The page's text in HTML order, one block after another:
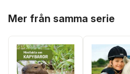
Mer från samma serie